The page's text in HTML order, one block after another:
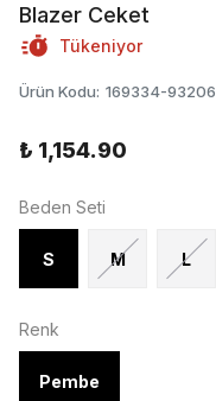
Blazer Ceket
Tükeniyor
Ürün Kodu: 169334-93206
₺ 1,154.90
Beden Seti
S M L
Renk
Pembe